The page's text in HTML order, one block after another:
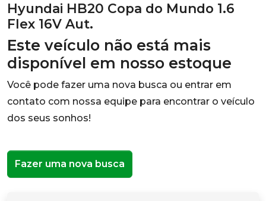
Hyundai HB20 Copa do Mundo 1.6
Flex 16V Aut.
Este veículo não está mais
disponível em nosso estoque
Você pode fazer uma nova busca ou entrar em
contato com nossa equipe para encontrar o veículo
dos seus sonhos!
Fazer uma nova busca